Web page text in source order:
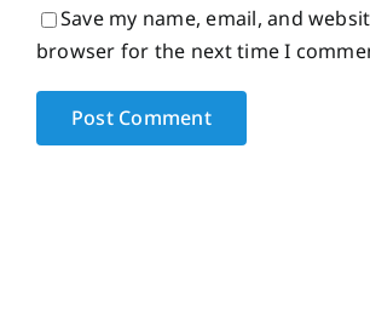
Save my name, email, and
browser for the next time I